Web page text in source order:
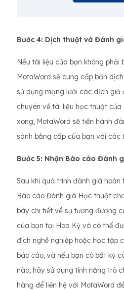
Bước 4: Dịch thuật và Đánh
Nếu tài liệu của bạn không phải
MotaWord sẽ cung cấp bản
sử dụng mạng lưới các dịch giả
chuyên về tài liệu học thuật của
xong, MotaWord sẽ tiến hành
sánh bằng cấp của bạn với các
Bước 5: Nhận Báo cáo Đánh
Sau khi quá trình đánh giá hoàn
Báo cáo Đánh giá Học thuật
bày chi tiết về sự tương đương
của bạn tại Hoa Kỳ và có thể
đích nghề nghiệp hoặc học tập
báo cáo, và nếu bạn có bất kỳ
nào, hãy sử dụng tính năng trò
hàng để liên hệ với MotaWord